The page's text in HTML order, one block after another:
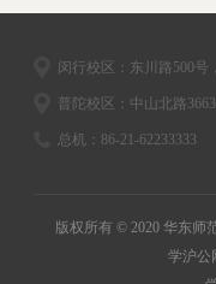
闵行校区：东川路500号
普陀校区：中山北路
总机：86-21-62233333
版权所有 © 2020 华东师
学沪公